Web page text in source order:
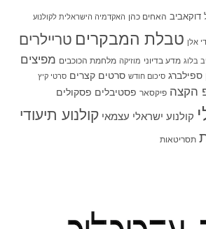
דוקאביב האחים כהן האקדמיה הישראלית לקולנוע
אלן טבלת המבקרים טריילרים
בלוג מדע בדיוני מוזיקה מלחמת הכוכבים מפיצים
ספילברג סיכום חודש סרטים קצרים סרטי קיץ
הקצה פיקסאר פסטיבלים פסקולים
קולנוע ישראלי עצמאי קולנוע תיעודי
תסריטאות